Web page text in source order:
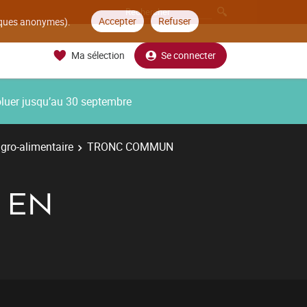
anonymes). Accepter Refuser
Ma sélection Se connecter
jusqu’au 30 septembre
alimentaire TRONC COMMUN
EN